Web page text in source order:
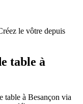
le vôtre depuis
table à
table à Besançon via